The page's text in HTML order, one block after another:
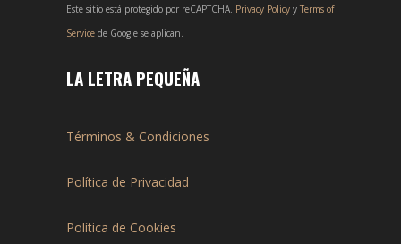
Este sitio está protegido por reCAPTCHA. Privacy Policy y Terms of
Service de Google se aplican.
LA LETRA PEQUEÑA
Términos & Condiciones
Política de Privacidad
Política de Cookies